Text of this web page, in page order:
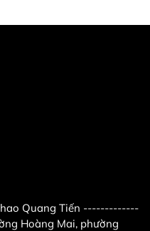
Quang Tiến -------------
Hoàng Mai, phường